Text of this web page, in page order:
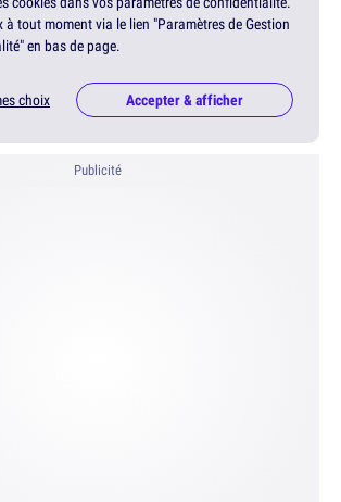
à tout moment via le lien "Paramètres de Gestion
en bas de page.
choix Accepter & afficher
Publicité